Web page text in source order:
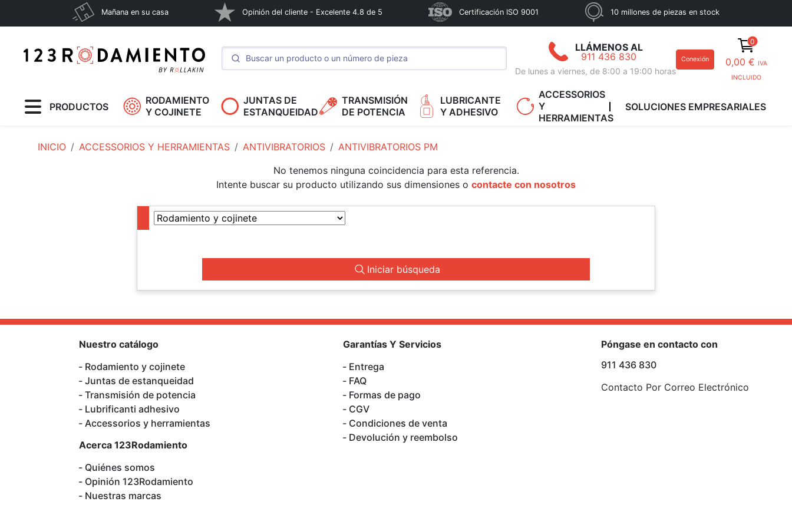
Mañana en su casa Opinión del cliente - Excelente 4.8 de 5 Certificación ISO 9001 10 millones de piezas en stock
LLÁMENOS AL
911 436 830
De lunes a viernes, de 8:00 a 19:00 horas
Conexión
0
0,00 € IVA
INCLUIDO
PRODUCTOS
RODAMIENTO
Y COJINETE
JUNTAS DE
ESTANQUEIDAD
TRANSMISIÓN
DE POTENCIA
LUBRICANTE
Y ADHESIVO
ACCESSORIOS
Y
HERRAMIENTAS
SOLUCIONES EMPRESARIALES
INICIO ACCESSORIOS Y HERRAMIENTAS ANTIVIBRATORIOS
ANTIVIBRATORIOS PM
No tenemos ninguna coincidencia para esta referencia.
Intente buscar su producto utilizando sus dimensiones o contacte con nosotros
Iniciar búsqueda
Nuestro catálogo
Rodamiento y cojinete
Juntas de estanqueidad
Transmisión de potencia
Lubrificanti adhesivo
Accessorios y herramientas
Acerca 123Rodamiento
Quiénes somos
Opinión 123Rodamiento
Nuestras marcas
Garantías Y Servicios
Entrega
FAQ
Formas de pago
CGV
Condiciones de venta
Devolución y reembolso
Póngase en contacto con
911 436 830
Contacto Por Correo Electrónico